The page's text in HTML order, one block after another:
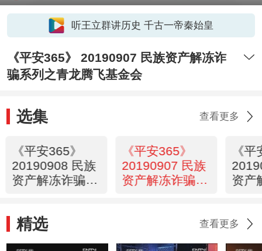
听王立群讲历史 千古一帝秦始皇
《平安365》 20190907 民族资产解冻诈
骗系列之青龙腾飞基金会
选集 查看更多
《平安365》
20190908 民族
资产解冻诈骗系
《平安365》
20190907 民族
资产解冻诈骗系
《
资产
精选 查看更多